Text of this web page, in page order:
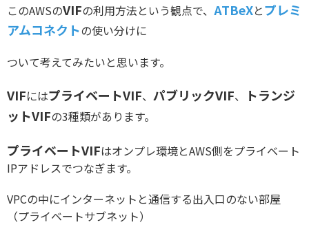
このAWSのVIFの利用方法という観点で、 ATBeXとプレミ
アムコネクトの使い分けに
ついて考えてみたいと思います。
VIFにはプライベートVIF、 パブリックVIF、
トランジ
ットVIFの3種類があります。
プライベートVIFはオンプレ環境とAWS側をプライベート
IPアドレスでつなぎます。
VPCの中にインターネットと通信する出入口のない部屋
（プライベートサブネット）